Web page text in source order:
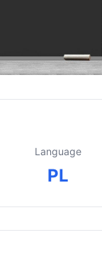
Language
PL